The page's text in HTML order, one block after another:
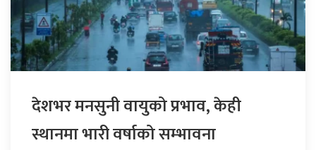
देशभर मनसुनी वायुको प्रभाव, केही
स्थानमा भारी वर्षाको सम्भावना